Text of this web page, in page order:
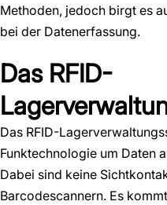
Methoden, jedoch birgt es
bei der Datenerfassung.
Das RFID-
Das RFID-
Funktechnologie um Daten
Dabei sind keine
Barcodescannern. Es